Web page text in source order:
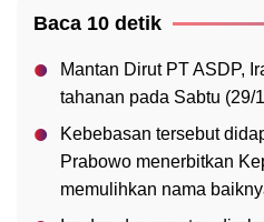
Baca 10 detik
Mantan Dirut PT ASDP,
tahanan pada Sabtu (29/
Kebebasan tersebut
Prabowo menerbitkan
memulihkan nama